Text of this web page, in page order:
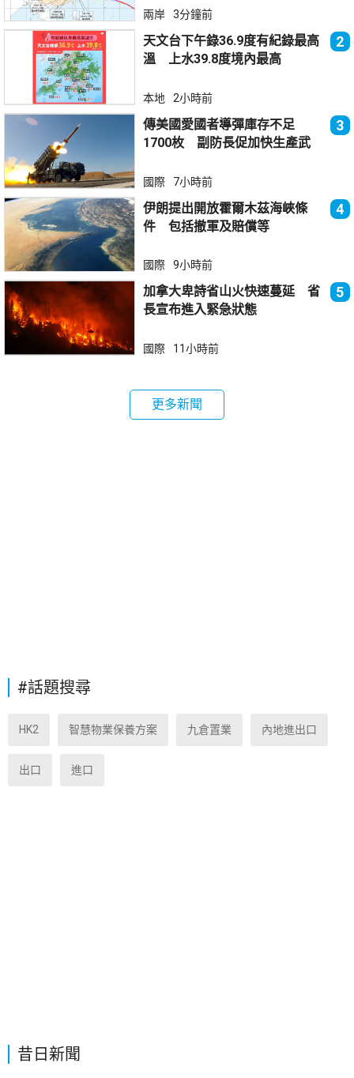
昔日新聞
兩岸 3分鐘前
天文台下午錄36.9度有紀錄最高
溫 上水39.8度境內最高
2
本地 2小時前
傳美國愛國者導彈庫存不足
1700枚 副防長促加快生產武
3
國際 7小時前
伊朗提出開放霍爾木茲海峽條
件 包括撤軍及賠償等
4
國際 9小時前
加拿大卑詩省山火快速蔓延 省
長宣布進入緊急狀態
5
國際 11小時前
更多新聞
#話題搜尋
HK2 智慧物業保養方案 九倉置業 內地進出口
出口 進口